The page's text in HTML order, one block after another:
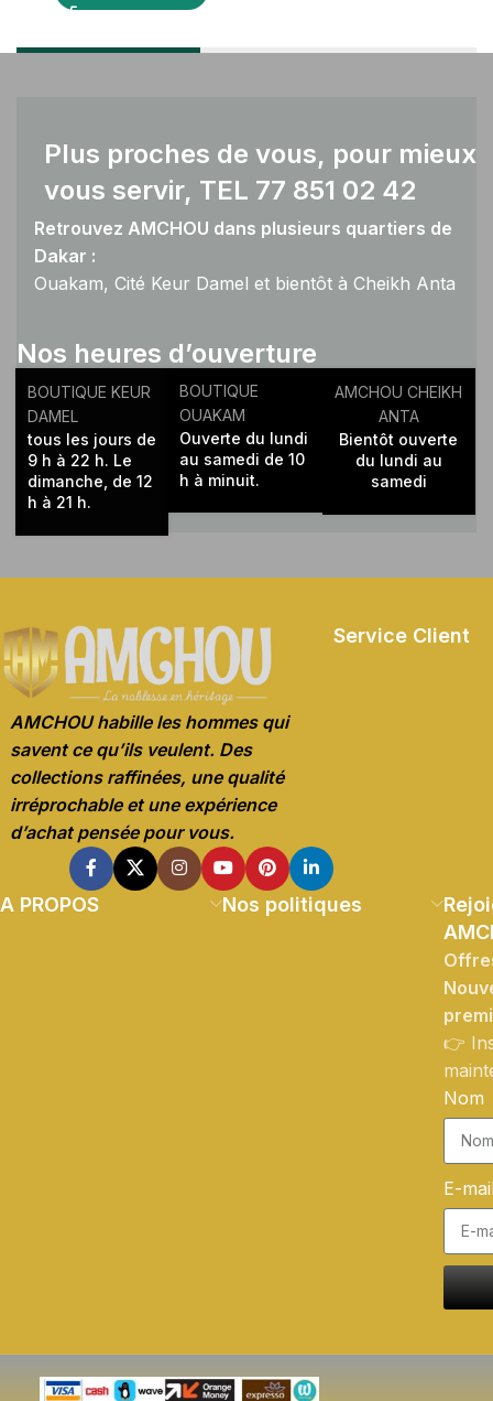
Plus proches de vous, pour mieux
vous servir, TEL 77 851 02 42
Retrouvez AMCHOU dans plusieurs quartiers de
Dakar :
Ouakam, Cité Keur Damel et bientôt à Cheikh Anta
Nos heures d’ouverture
BOUTIQUE KEUR
DAMEL
tous les jours de
9 h à 22 h. Le
dimanche, de 12
h à 21 h.
BOUTIQUE
OUAKAM
Ouverte du lundi
au samedi de 10
h à minuit.
AMCHOU CHEIKH
ANTA
Bientôt ouverte
du lundi au
samedi
AMCHOU habille les hommes qui
savent ce qu’ils veulent. Des
collections raffinées, une qualité
irréprochable et une expérience
d’achat pensée pour vous.
Service Client
A PROPOS Nos politiques
👉
Nom
E-